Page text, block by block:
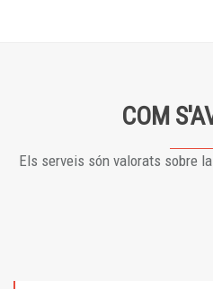
COM
Els serveis són valorats sobre